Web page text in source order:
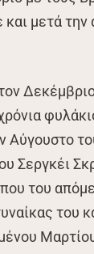
και μετά την
Αύγουστο
Σεργκέι
του
του